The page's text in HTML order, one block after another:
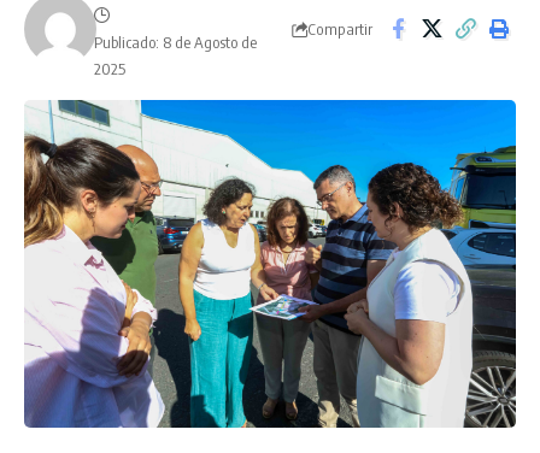
Publicado: 8 de Agosto de
2025
Compartir